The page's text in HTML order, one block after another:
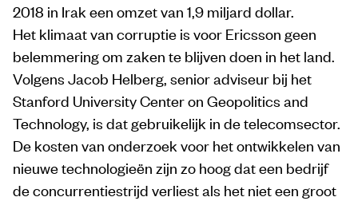
2018 in Irak een omzet van 1,9 miljard dollar.
Het klimaat van corruptie is voor Ericsson geen
belemmering om zaken te blijven doen in het land.
Volgens Jacob Helberg, senior adviseur bij het
Stanford University Center on Geopolitics and
Technology, is dat gebruikelijk in de telecomsector.
De kosten van onderzoek voor het ontwikkelen van
nieuwe technologieën zijn zo hoog dat een bedrijf
de concurrentiestrijd verliest als het niet een groot